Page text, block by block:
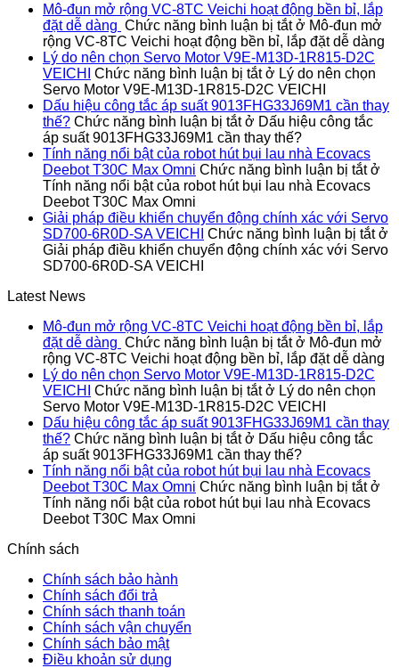
Mô-đun mở rộng VC-8TC Veichi hoạt động bền bỉ, lắp
đặt dễ dàng Chức năng bình luận bị tắtở Mô-đun mở
rộng VC-8TC Veichi hoạt động bền bỉ, lắp đặt dễ dàng
Lý do nên chọn Servo Motor V9E-M13D-1R815-D2C
VEICHI
Chức năng bình luận bị tắtở Lý do nên chọn
Servo Motor V9E-M13D-1R815-D2C VEICHI
Dấu hiệu công tắc áp suất 9013FHG33J69M1 cần thay
thế? Chức năng bình luận bị tắtở Dấu hiệu công tắc
áp suất 9013FHG33J69M1 cần thay thế?
Tính năng nổi bật của robot hút bụi lau nhà Ecovacs
Deebot T30C Max Omni Chức năng bình luận bị tắtở
Tính năng nổi bật của robot hút bụi lau nhà Ecovacs
Deebot T30C Max Omni
Giải pháp điều khiển chuyển động chính xác với Servo
SD700-6R0D-SA VEICHI
Chức năng bình luận bị tắtở
Giải pháp điều khiển chuyển động chính xác với Servo
SD700-6R0D-SA VEICHI
Latest News
Mô-đun mở rộng VC-8TC Veichi hoạt động bền bỉ, lắp
đặt dễ dàng Chức năng bình luận bị tắtở Mô-đun mở
rộng VC-8TC Veichi hoạt động bền bỉ, lắp đặt dễ dàng
Lý do nên chọn Servo Motor V9E-M13D-1R815-D2C
VEICHI
Chức năng bình luận bị tắtở Lý do nên chọn
Servo Motor V9E-M13D-1R815-D2C VEICHI
Dấu hiệu công tắc áp suất 9013FHG33J69M1 cần thay
thế? Chức năng bình luận bị tắtở Dấu hiệu công tắc
áp suất 9013FHG33J69M1 cần thay thế?
Tính năng nổi bật của robot hút bụi lau nhà Ecovacs
Deebot T30C Max Omni Chức năng bình luận bị tắtở
Tính năng nổi bật của robot hút bụi lau nhà Ecovacs
Deebot T30C Max Omni
Chính sách
Chính sách bảo hành
Chính sách đổi trả
Chính sách thanh toán
Chính sách vận chuyển
Chính sách bảo mật
Điều khoản sử dụng